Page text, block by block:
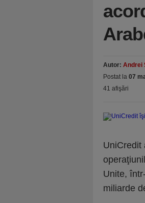
Autor: Andrei
Postat la 07
41 afişări
UniCredit
Unite,
miliarde